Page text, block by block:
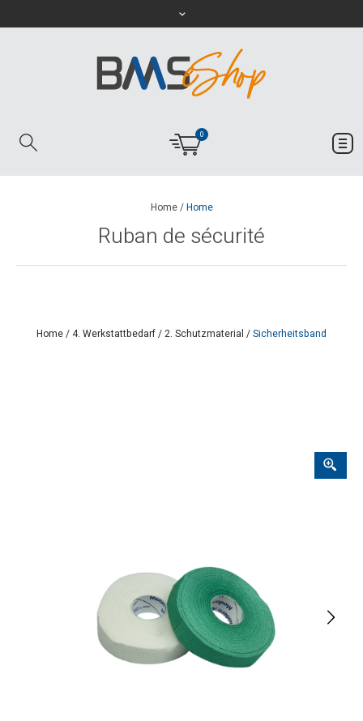
0
Home/Home
Ruban de sécurité
Home/4. Werkstattbedarf/2. Schutzmaterial /Sicherheitsband